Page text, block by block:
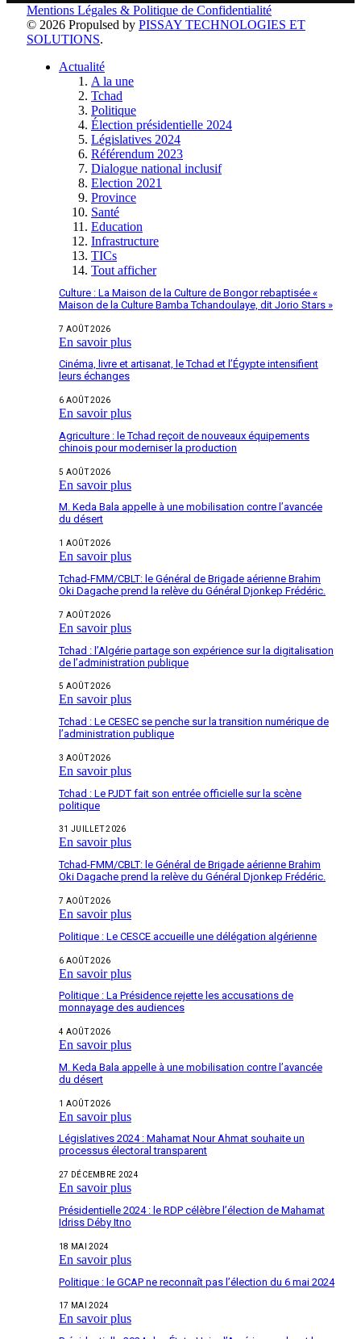
Mentions Légales & Politique de Confidentialité
© 2026 Propulsed by PISSAY TECHNOLOGIES ET
SOLUTIONS.
Actualité
A la une
Tchad
Politique
Élection présidentielle 2024
Législatives 2024
Référendum 2023
Dialogue national inclusif
Election 2021
Province
Santé
Education
Infrastructure
TICs
Tout afficher
Culture : La Maison de la Culture de Bongor rebaptisée «
Maison de la Culture Bamba Tchandoulaye, dit Jorio Stars »
7 AOÛT 2026
En savoir plus
Cinéma, livre et artisanat, le Tchad et l’Égypte intensifient
leurs échanges
6 AOÛT 2026
En savoir plus
Agriculture : le Tchad reçoit de nouveaux équipements
chinois pour moderniser la production
5 AOÛT 2026
En savoir plus
M. Keda Bala appelle à une mobilisation contre l’avancée
du désert
1 AOÛT 2026
En savoir plus
Tchad-FMM/CBLT: le Général de Brigade aérienne Brahim
Oki Dagache prend la relève du Général Djonkep Frédéric.
7 AOÛT 2026
En savoir plus
Tchad : l’Algérie partage son expérience sur la digitalisation
de l’administration publique
5 AOÛT 2026
En savoir plus
Tchad : Le CESEC se penche sur la transition numérique de
l’administration publique
3 AOÛT 2026
En savoir plus
Tchad : Le PJDT fait son entrée officielle sur la scène
politique
31 JUILLET 2026
En savoir plus
Tchad-FMM/CBLT: le Général de Brigade aérienne Brahim
Oki Dagache prend la relève du Général Djonkep Frédéric.
7 AOÛT 2026
En savoir plus
Politique : Le CESCE accueille une délégation algérienne
6 AOÛT 2026
En savoir plus
Politique : La Présidence rejette les accusations de
monnayage des audiences
4 AOÛT 2026
En savoir plus
M. Keda Bala appelle à une mobilisation contre l’avancée
du désert
1 AOÛT 2026
En savoir plus
Législatives 2024 : Mahamat Nour Ahmat souhaite un
processus électoral transparent
27 DÉCEMBRE 2024
En savoir plus
Présidentielle 2024 : le RDP célèbre l’élection de Mahamat
Idriss Déby Itno
18 MAI 2024
En savoir plus
Politique : le GCAP ne reconnaît pas l’élection du 6 mai 2024
17 MAI 2024
En savoir plus